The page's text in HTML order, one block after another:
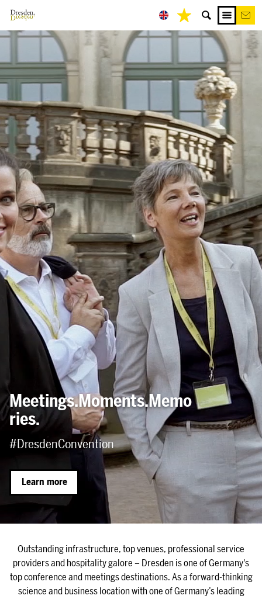
Meetings.Moments.Memo
ries.
#DresdenConvention
Learn more
Outstanding infrastructure, top venues, professional service
providers and hospitality galore – Dresden is one of Germany's
top conference and meetings destinations. As a forward-thinking
science and business location with one of Germany’s leading